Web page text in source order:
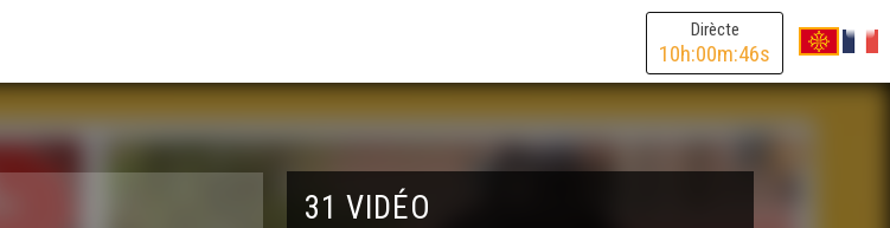
Dirècte
10h:00m:46s
31 VIDÉO
Espòrts D'Aqui - Las quilhas de nau (VOSTFR)
Espòrts D'Aqui - Las quilhas de nau
Espòrts d'Aqui - Lo gòlf